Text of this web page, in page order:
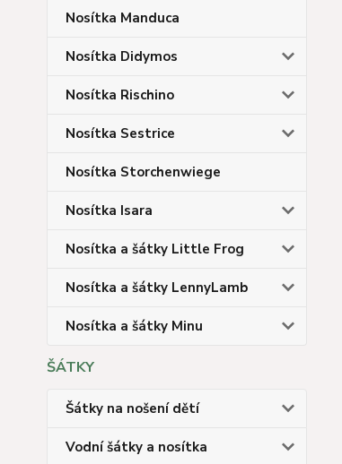
Nosítka Manduca
Nosítka Didymos
Nosítka Rischino
Nosítka Sestrice
Nosítka Storchenwiege
Nosítka Isara
Nosítka a šátky Little Frog
Nosítka a šátky LennyLamb
Nosítka a šátky Minu
ŠÁTKY
Šátky na nošení dětí
Vodní šátky a nosítka